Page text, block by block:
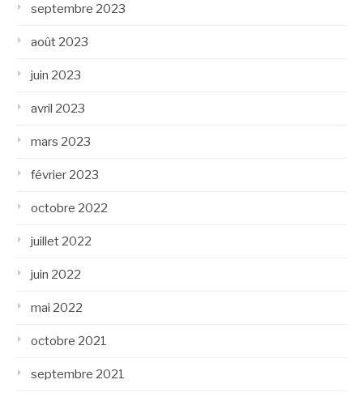
septembre 2023
août 2023
juin 2023
avril 2023
mars 2023
février 2023
octobre 2022
juillet 2022
juin 2022
mai 2022
octobre 2021
septembre 2021